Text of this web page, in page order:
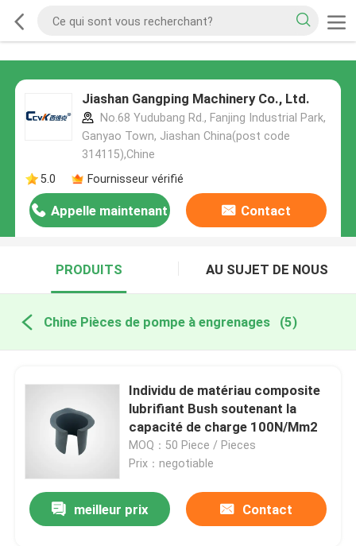
Jiashan Gangping Machinery Co., Ltd.
No.68 Yudubang Rd., Fanjing Industrial Park,
Ganyao Town, Jiashan China(post code
314115),Chine
5.0
Fournisseur vérifié
Appelle maintenant Contact
PRODUITS AU SUJET DE NOUS
Chine Pièces de pompe à engrenages (5)
Individu de matériau composite
lubrifiant Bush soutenant la
capacité de charge 100N/Mm2
MOQ：50 Piece / Pieces
Prix：negotiable
meilleur prix Contact